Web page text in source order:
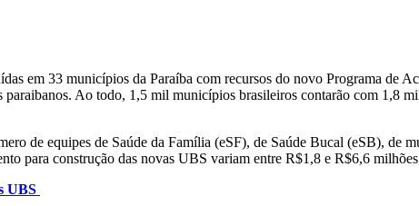
em 33 municípios da Paraíba com recursos do novo Programa
paraibanos. Ao todo, 1,5 mil municípios brasileiros contarão com 1,8
de equipes de Saúde da Família (eSF), de Saúde Bucal (eSB),
para construção das novas UBS variam entre R$1,8 e R$6,6
UBS